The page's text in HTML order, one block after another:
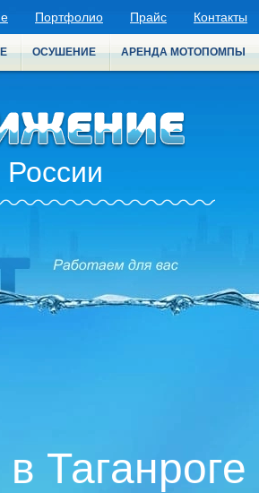
Портфолио Прайс Контакты
ОСУШЕНИЕ АРЕНДА МОТОПОМПЫ
Таганроге